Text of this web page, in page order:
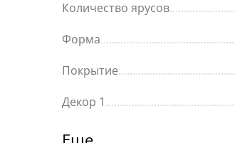
Количество ярусов
Форма
Покрытие
Декор 1